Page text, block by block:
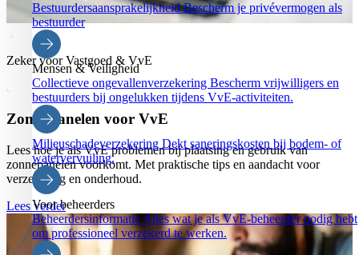
BestuurdersaansprakelijkheidBescherm je privévermogen als
bestuurder
Mensen & Veiligheid
Collectieve ongevallenverzekering Bescherm vrijwilligers en
bestuurders bij ongelukken tijdens VvE-activiteiten.
Milieuschadeverzekering Dekt saneringskosten bij bodem- of
watervervuiling.
Voor beheerders
Beheerdersinformatie Alles wat je als VvE-beheerder nodig hebt
om professioneel verzekerd te werken.
Zeker voor Vastgoed & VvE
Zonnepanelen voor VvE
Lees hoe je als VvE problemen bij plaatsing en gebruik van
zonnepanelen voorkomt. Met praktische tips en aandacht voor
verzekering en onderhoud.
Lees verder